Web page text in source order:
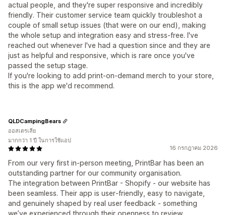
actual people, and they're super responsive and incredibly
friendly. Their customer service team quickly troubleshot a
couple of small setup issues (that were on our end), making
the whole setup and integration easy and stress-free. I've
reached out whenever I've had a question since and they are
just as helpful and responsive, which is rare once you've
passed the setup stage.
If you're looking to add print-on-demand merch to your store,
this is the app we'd recommend.
16 กรกฎาคม 2026
From our very first in‑person meeting, PrintBar has been an
outstanding partner for our community organisation.
The integration between PrintBar - Shopify - our website has
been seamless. Their app is user‑friendly, easy to navigate,
and genuinely shaped by real user feedback - something
QLDCampingBears
ออสเตรเลีย
มากกว่า 1 ปี ในการใช้แอป